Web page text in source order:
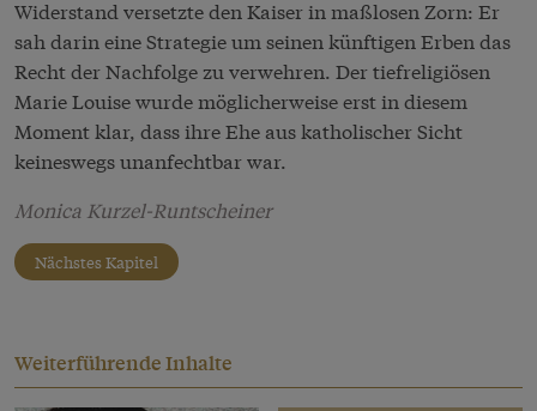
Widerstand versetzte den Kaiser in maßlosen Zorn: Er
sah darin eine Strategie um seinen künftigen Erben das
Recht der Nachfolge zu verwehren. Der tiefreligiösen
Marie Louise wurde möglicherweise erst in diesem
Moment klar, dass ihre Ehe aus katholischer Sicht
keineswegs unanfechtbar war.
Monica Kurzel-Runtscheiner
Nächstes Kapitel
Weiterführende Inhalte